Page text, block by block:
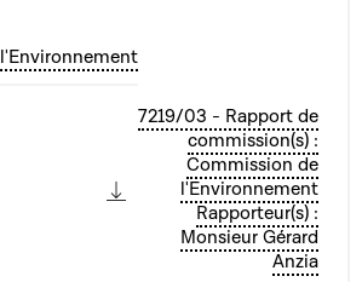
7219/03 - Rapport de
commission(s) :
Commission de
l'Environnement
Rapporteur(s) :
Monsieur Gérard
Anzia